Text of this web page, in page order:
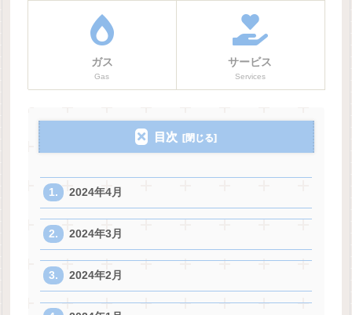
ガス
Gas
サービス
Services
目次
2024年4月
2024年3月
2024年2月